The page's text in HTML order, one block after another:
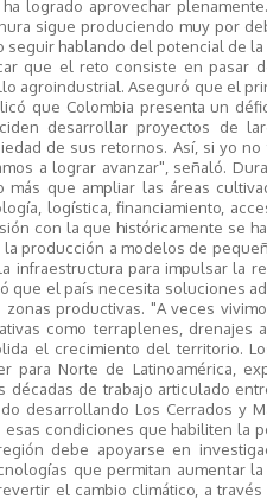
logrado aprovechar
sigue produciendo muy por
hablando del potencial de
que el reto consiste en pasar
agroindustrial. Aseguró que el
que Colombia presenta un
desarrollar proyectos de
de sus retornos. Así, si yo
a lograr avanzar", señaló.
que ampliar las áreas
logística, financiamiento,
con la que históricamente se
producción a modelos de
infraestructura para impulsar la
el país necesita soluciones
productivas. "A veces
como terraplenes, drenajes
el crecimiento del territorio.
para Norte de Latinoamérica,
décadas de trabajo articulado
desarrollando Los Cerrados y
condiciones que habiliten la
debe apoyarse en
que permitan aumentar
el cambio climático, a través